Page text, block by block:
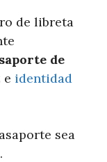
de libreta
de
e identidad
sea